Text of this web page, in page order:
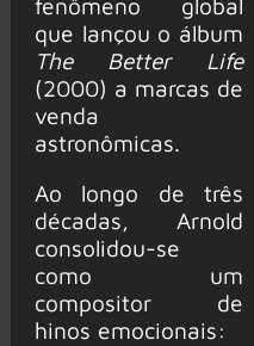
que lançou o álbum
The Better Life
(2000) a marcas de
venda
astronômicas.
Ao longo de três
décadas, Arnold
consolidou-se
como um
compositor de
hinos emocionais: